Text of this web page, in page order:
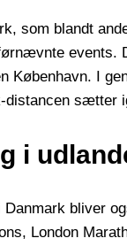
som blandt
events.
København. I
distancen sætter
i
Danmark bliver
London